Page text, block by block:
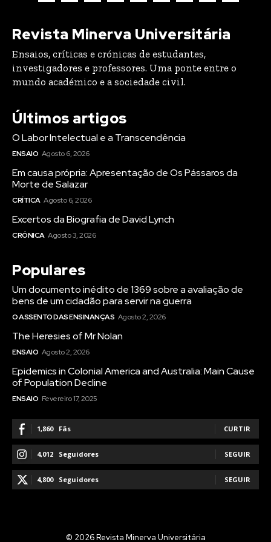
Revista Minerva Universitária
Ensaios, críticas e crónicas de estudantes,
investigadores e professores. Uma ponte entre o
mundo académico e a sociedade civil.
Últimos artigos
O Labor Intelectual e a Transcendência
ENSAIO Agosto 6, 2026
Em causa própria: Apresentação de Os Pássaros da
Morte de Salazar
CRÍTICA Agosto 6, 2026
Excertos da Biografia de David Lynch
CRÓNICA Agosto 3, 2026
Populares
Um documento inédito de 1369 sobre a avaliação de
bens de um cidadão para servir na guerra
O ASSENTO DAS ENSINANÇAS Agosto 2, 2026
The Heresies of Mr Nolan
ENSAIO Agosto 2, 2026
Epidemics in Colonial America and Australia: Main Cause
of Population Decline
ENSAIO Fevereiro 17, 2025
1,860 Fãs CURTIR
4,012 Seguidores SEGUIR
4,800 Seguidores SEGUIR
© 2026 Revista Minerva Universitária